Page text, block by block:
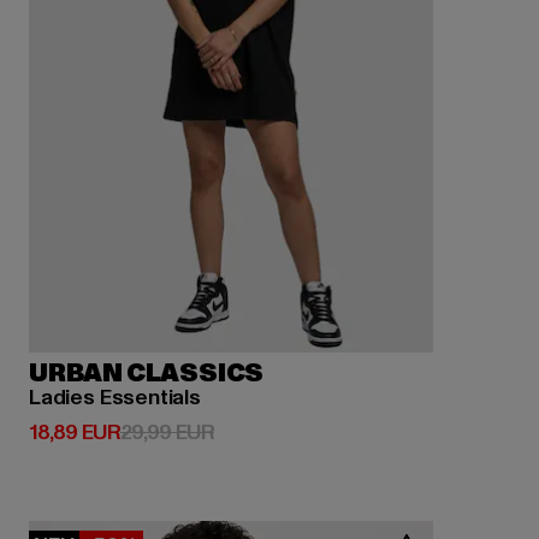
URBAN CLASSICS
Ladies Essentials
18,89 EUR
Derzeitiger Preis: 18,89 EUR
29,99 EURAktionspreis: 29,99 EUR